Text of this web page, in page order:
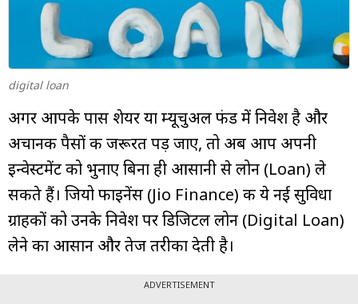
म्यूचुअल
फंड
digital loan
अगर आपके पास शेयर या म्यूचुअल फंड में निवेश है और
अचानक पैसों की जरूरत पड़ जाए, तो अब आप अपनी
इन्वेस्टमेंट को भुनाए बिना ही आसानी से लोन (Loan) ले
सकते हैं। जियो फाइनेंस (Jio Finance) की ये नई सुविधा
ग्राहकों को उनके निवेश पर डिजिटल लोन (Digital Loan)
लेने का आसान और तेज तरीका देती है।
ADVERTISEMENT